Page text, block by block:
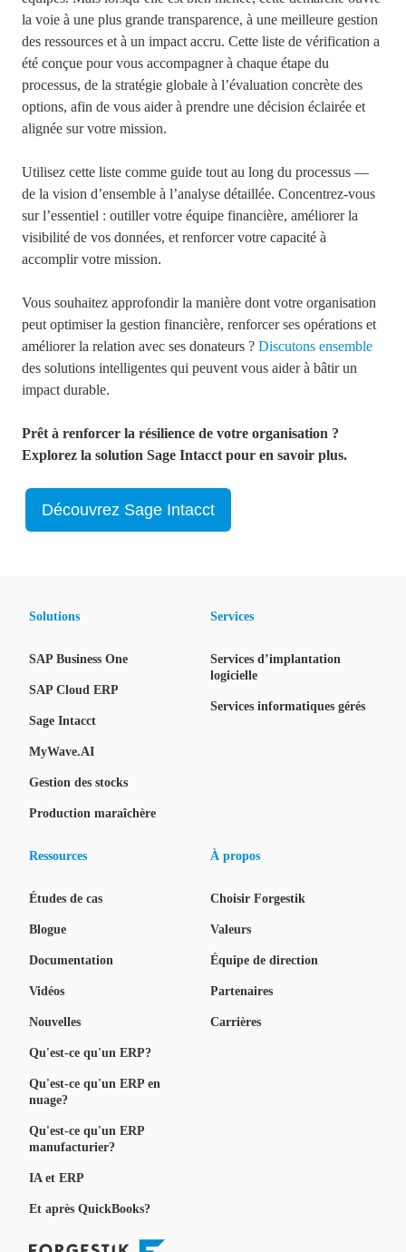
la voie à une plus grande transparence, à une meilleure gestion
des ressources et à un impact accru. Cette liste de vérification a
été conçue pour vous accompagner à chaque étape du
processus, de la stratégie globale à l’évaluation concrète des
options, afin de vous aider à prendre une décision éclairée et
alignée sur votre mission.
Utilisez cette liste comme guide tout au long du processus —
de la vision d’ensemble à l’analyse détaillée. Concentrez-vous
sur l’essentiel : outiller votre équipe financière, améliorer la
visibilité de vos données, et renforcer votre capacité à
accomplir votre mission.
Vous souhaitez approfondir la manière dont votre organisation
peut optimiser la gestion financière, renforcer ses opérations et
améliorer la relation avec ses donateurs ? Discutons ensemble
des solutions intelligentes qui peuvent vous aider à bâtir un
impact durable.
Prêt à renforcer la résilience de votre organisation ?
Explorez la solution Sage Intacct pour en savoir plus.
Découvrez Sage Intacct
Solutions
SAP Business One
SAP Cloud ERP
Sage Intacct
MyWave.AI
Gestion des stocks
Production maraîchère
Services
Services d’implantation
logicielle
Services informatiques gérés
Ressources
Études de cas
Blogue
Documentation
Vidéos
Nouvelles
Qu'est-ce qu'un ERP?
Qu'est-ce qu'un ERP en
nuage?
Qu'est-ce qu'un ERP
manufacturier?
IA et ERP
Et après QuickBooks?
À propos
Choisir Forgestik
Valeurs
Équipe de direction
Partenaires
Carrières